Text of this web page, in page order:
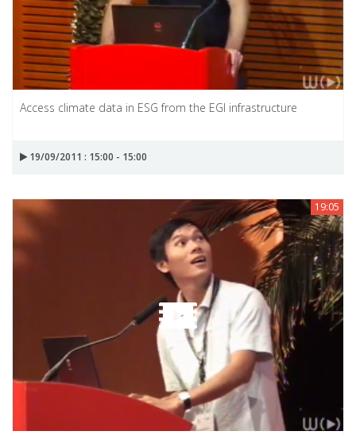
Access climate data in ESG from the EGI infrastructure
19/09/2011 : 15:00 - 15:00
19:05